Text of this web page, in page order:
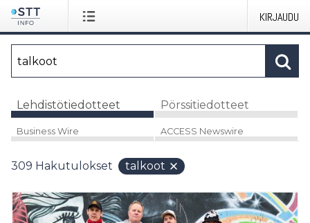
KIRJAUDU
Lehdistötiedotteet Pörssitiedotteet
Business Wire ACCESS Newswire
309 Hakutulokset talkoot